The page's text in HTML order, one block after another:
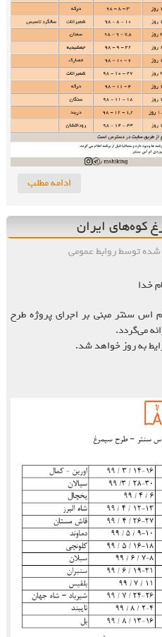
ادامه مطلب
توسط روابط عمومی
خدا
اس سنتر مبنی بر اجرای پروژه طرح
می‌گردد.
به روز خواهد شد.